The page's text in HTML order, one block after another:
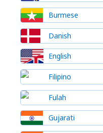
Burmese
Danish
English
Filipino
Fulah
Gujarati